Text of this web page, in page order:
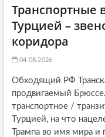
Транспортные
Турцией –
коридора
04.08.2026
Обходящий РФ
продвигаемый
транспортное /
Турцией, на что
Трампа во имя мира и